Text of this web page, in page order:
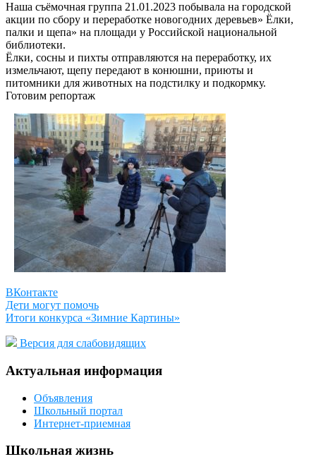
Наша съёмочная группа 21.01.2023 побывала на городской
акции по сбору и переработке новогодних деревьев» Ёлки,
палки и щепа» на площади у Российской национальной
библиотеки.
Ёлки, сосны и пихты отправляются на переработку, их
измельчают, щепу передают в конюшни, приюты и
питомники для животных на подстилку и подкормку.
Готовим репортаж
ВКонтакте
Дети могут помочь
Итоги конкурса «Зимние Картины»
Версия для слабовидящих
Актуальная информация
Объявления
Школьный портал
Интернет-приемная
Школьная жизнь